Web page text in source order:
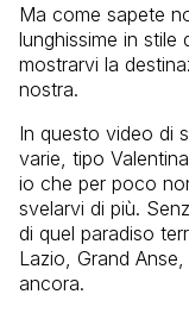
Ma come sapete
lunghissime in
mostrarvi la
nostra.
In questo video di
varie, tipo
io che per poco
svelarvi di più.
di quel paradiso
Lazio, Grand
ancora.